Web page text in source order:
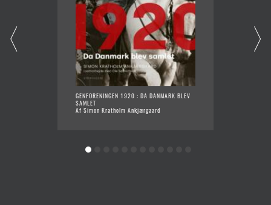
GENFORENINGEN 1920 : DA DANMARK BLEV
SAMLET
Af Simon Kratholm Ankjærgaard